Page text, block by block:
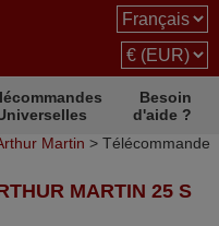
Besoin
d'aide ?
Martin > Télécommande
MARTIN 25 S